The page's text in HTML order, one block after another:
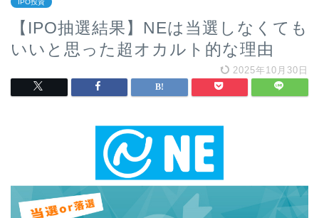
IPO投資
【IPO抽選結果】NEは当選しなくても
いいと思った超オカルト的な理由
2025年10月30日